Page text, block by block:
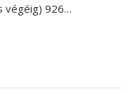
végéig) 926…